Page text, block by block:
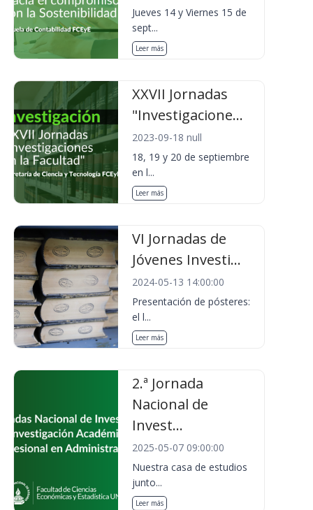
Jueves 14 y Viernes 15 de
sept...
Leer más
XXVII Jornadas
"Investigacione...
2023-09-18 null
18, 19 y 20 de septiembre
en l...
Leer más
VI Jornadas de
Jóvenes Investi...
2024-05-13 14:00:00
Presentación de pósteres:
el l...
Leer más
2.ª Jornada
Nacional de
Invest...
2025-05-07 09:00:00
Nuestra casa de estudios
junto...
Leer más